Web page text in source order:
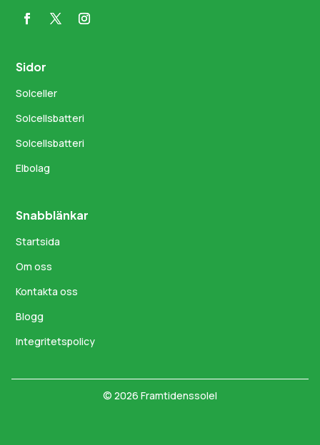
Sidor
Solceller
Solcellsbatteri
Solcellsbatteri
Elbolag
Snabblänkar
Startsida
Om oss
Kontakta oss
Blogg
Integritetspolicy
© 2026 Framtidenssolel